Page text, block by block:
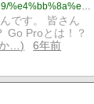
http://countryman.work/2020/05/29/%e4%bb%8a%e5%b9%b4%e3%82%82go-pro%e3%81%8c%e7%86%b1%e3%81%84%ef%bc%81-%e3%82%a2%e3%82%af%e3%82%b7%e3%83%a7%e3%83%b3%e3%82%ab%e3%83%a1%e3%83%a9go-pro%e3%81%ae%e9%ad%85%e5%8a%9b%e3%81%a8%e7%94%a8/?utm_source=rss&utm_medium=rss&utm_campaign=%25e4%25bb%258a%25e5%25b9%25b4%25e3%2582%2582go-pro%25e3%2581%258c%25e7%2586%25b1%25e3%2581%2584%25ef%25bc%2581-%25e3%2582%25a2%25e3%2582%25af%25e3%2582%25b7%25e3%2583%25a7%25e3%2583%25b3%25e3%2582%25ab%25e3%2583%25a1%25e3%2583%25a9go-pro%25e3%2581%25ae%25e9%25ad%2585%25e5%258a%259b%25e3%2581%25a8%25e7%2594%25a8
です。 皆さん
Go Proとは！？
か…
6年前